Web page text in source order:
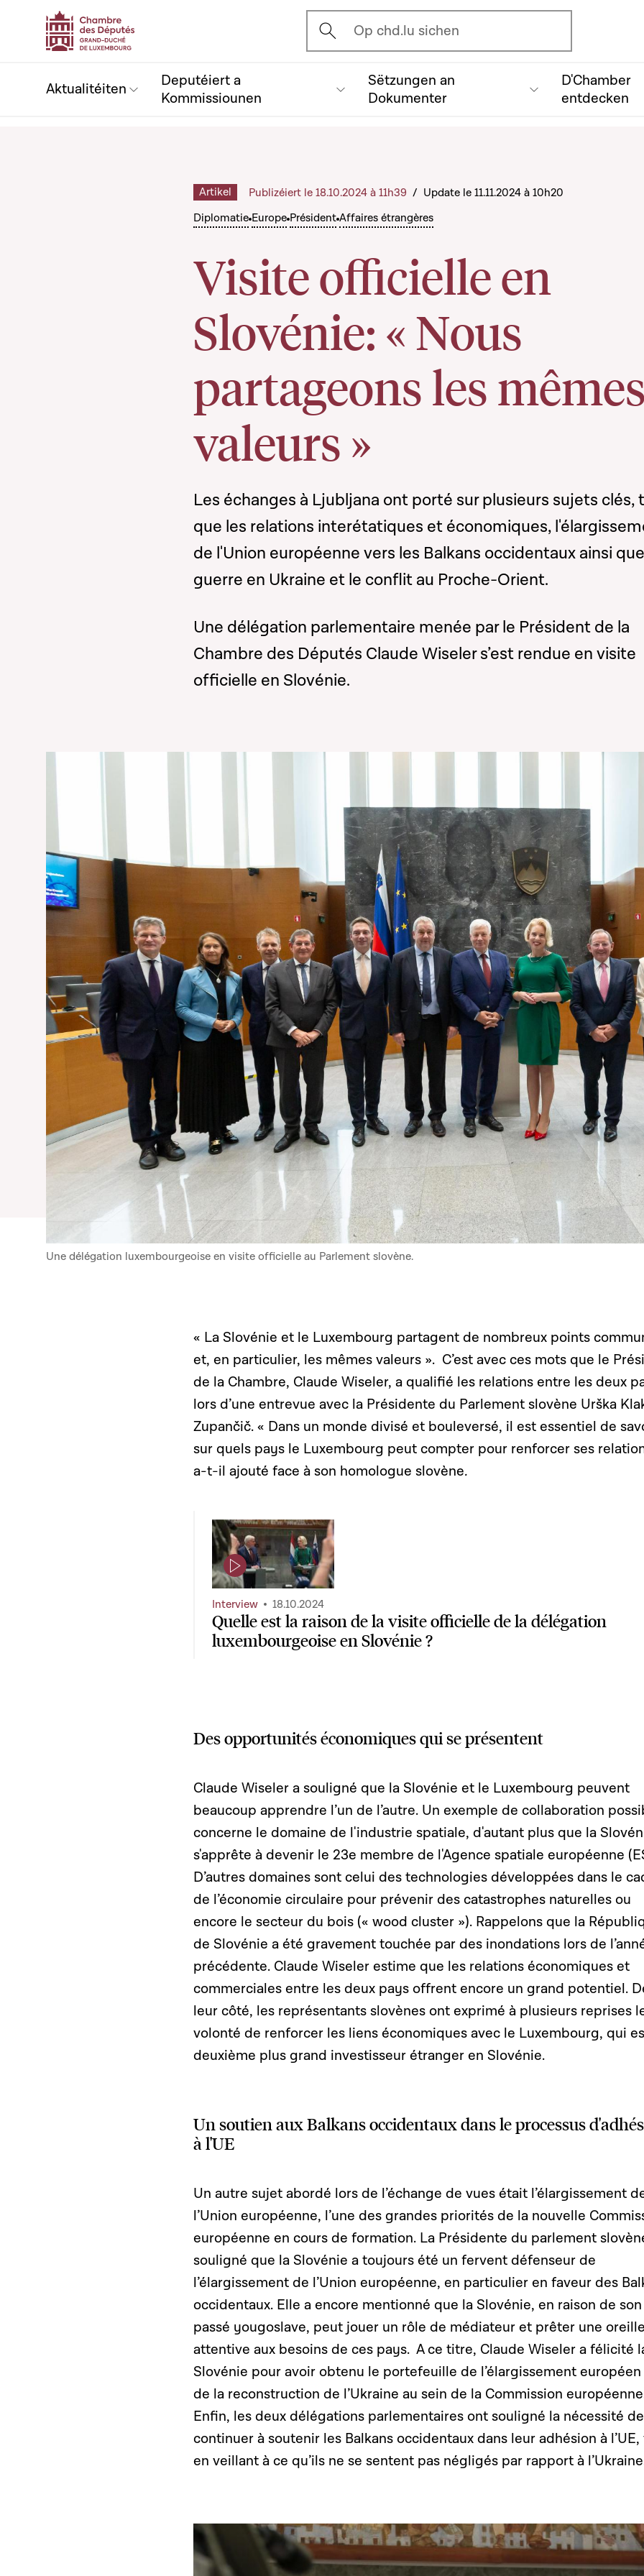
Ouvrir l'écran de recherche
Op chd.lu sichen
Aktualitéiten
Deputéiert a
Kommissiounen
Sëtzungen an
Dokumenter
D'Chamber
entdecken
Diplomatie Europe Président Affaires étrangères
Visite officielle en
Slovénie: « Nous
partageons les mêmes
valeurs »
Artikel Publizéiert le 18.10.2024 à 11h39 / Update le 11.11.2024 à 10h20
Les échanges à Ljubljana ont porté sur plusieurs sujets clés,
que les relations interétatiques et économiques,
de l'Union européenne vers les Balkans occidentaux ainsi
guerre en Ukraine et le conflit au Proche-Orient.
Une délégation parlementaire menée par le Président de la
Chambre des Députés Claude Wiseler s’est rendue en visite
officielle en Slovénie.
Une délégation luxembourgeoise en visite officielle au Parlement slovène.
« La Slovénie et le Luxembourg partagent de nombreux points
et, en particulier, les mêmes valeurs ». C’est avec ces mots que le
de la Chambre, Claude Wiseler, a qualifié les relations entre les deux
lors d’une entrevue avec la Présidente du Parlement slovène Urška
Zupančič. « Dans un monde divisé et bouleversé, il est essentiel de
sur quels pays le Luxembourg peut compter pour renforcer ses
a-t-il ajouté face à son homologue slovène.
Page contenant une vidéo
Quelle est la raison de la visite officielle de la délégation
luxembourgeoise en Slovénie ?
Interview 18.10.2024
Des opportunités économiques qui se présentent
Claude Wiseler a souligné que la Slovénie et le Luxembourg peuvent
beaucoup apprendre l’un de l’autre. Un exemple de collaboration
concerne le domaine de l'industrie spatiale, d'autant plus que la
s'apprête à devenir le 23e membre de l'Agence spatiale européenne
D’autres domaines sont celui des technologies développées dans le
de l’économie circulaire pour prévenir des catastrophes naturelles ou
encore le secteur du bois (« wood cluster »). Rappelons que la
de Slovénie a été gravement touchée par des inondations lors de
précédente. Claude Wiseler estime que les relations économiques et
commerciales entre les deux pays offrent encore un grand potentiel.
leur côté, les représentants slovènes ont exprimé à plusieurs reprises
volonté de renforcer les liens économiques avec le Luxembourg, qui
deuxième plus grand investisseur étranger en Slovénie.
Un soutien aux Balkans occidentaux dans le processus
à l'UE
Un autre sujet abordé lors de l’échange de vues était l’élargissement
l’Union européenne, l’une des grandes priorités de la nouvelle
européenne en cours de formation. La Présidente du parlement
souligné que la Slovénie a toujours été un fervent défenseur de
l’élargissement de l’Union européenne, en particulier en faveur des
occidentaux. Elle a encore mentionné que la Slovénie, en raison de son
passé yougoslave, peut jouer un rôle de médiateur et prêter une oreille
attentive aux besoins de ces pays. A ce titre, Claude Wiseler a félicité
Slovénie pour avoir obtenu le portefeuille de l’élargissement
de la reconstruction de l’Ukraine au sein de la Commission
Enfin, les deux délégations parlementaires ont souligné la nécessité de
continuer à soutenir les Balkans occidentaux dans leur adhésion à
en veillant à ce qu’ils ne se sentent pas négligés par rapport à